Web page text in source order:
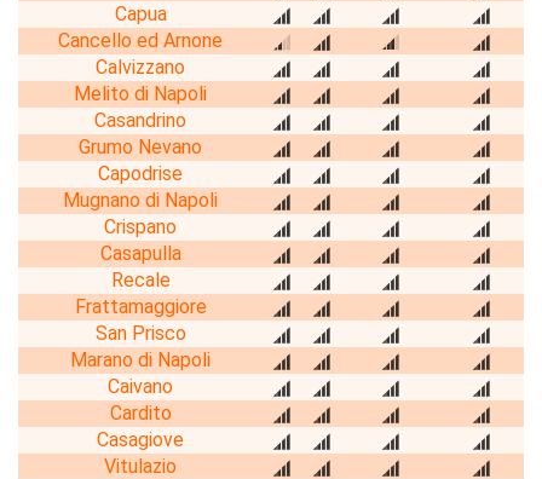
Capua
Cancello ed Arnone
Calvizzano
Melito di Napoli
Casandrino
Grumo Nevano
Capodrise
Mugnano di Napoli
Crispano
Casapulla
Recale
Frattamaggiore
San Prisco
Marano di Napoli
Caivano
Cardito
Casagiove
Vitulazio